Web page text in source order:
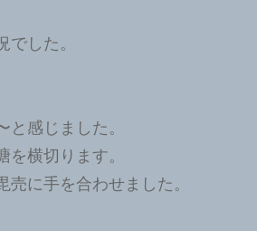
した。
感じました。
横切ります。
に手を合わせました。